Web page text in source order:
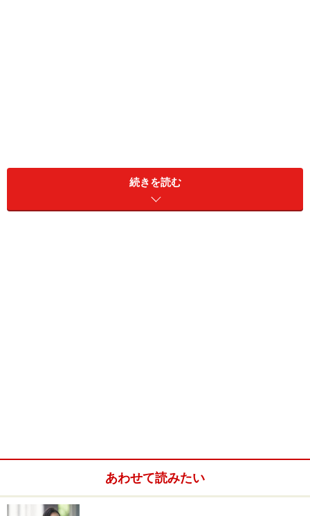
会社員の必要経費「給与所得控除」
続きを読む
あわせて読みたい